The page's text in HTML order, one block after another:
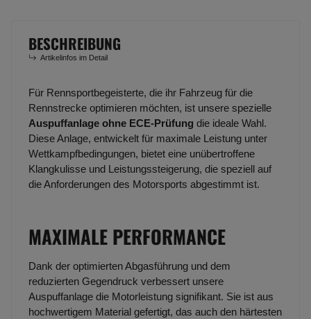
BESCHREIBUNG
Artikelinfos im Detail
Für Rennsportbegeisterte, die ihr Fahrzeug für die
Rennstrecke optimieren möchten, ist unsere spezielle
Auspuffanlage ohne ECE-Prüfung die ideale Wahl.
Diese Anlage, entwickelt für maximale Leistung unter
Wettkampfbedingungen, bietet eine unübertroffene
Klangkulisse und Leistungssteigerung, die speziell auf
die Anforderungen des Motorsports abgestimmt ist.
MAXIMALE PERFORMANCE
Dank der optimierten Abgasführung und dem
reduzierten Gegendruck verbessert unsere
Auspuffanlage die Motorleistung signifikant. Sie ist aus
hochwertigem Material gefertigt, das auch den härtesten